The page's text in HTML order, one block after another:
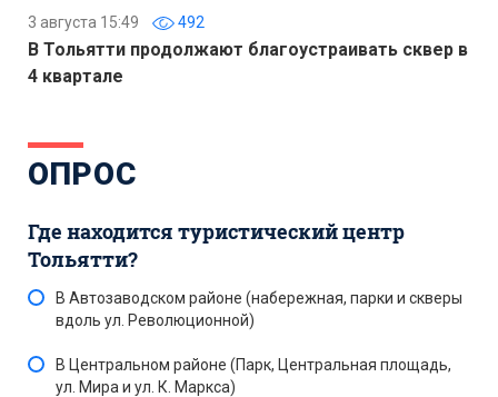
3 августа 15:49 492
В Тольятти продолжают благоустраивать сквер в
4 квартале
ОПРОС
Где находится туристический центр
Тольятти?
В Автозаводском районе (набережная, парки и скверы
вдоль ул. Революционной)
В Центральном районе (Парк, Центральная площадь,
ул. Мира и ул. К. Маркса)